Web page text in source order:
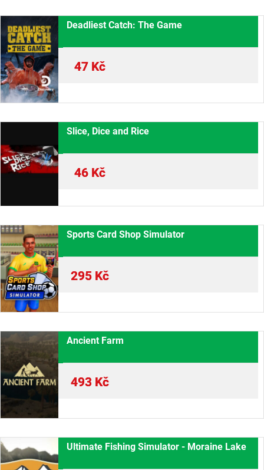
Deadliest Catch: The Game
47 Kč
Slice, Dice and Rice
46 Kč
Sports Card Shop Simulator
295 Kč
Ancient Farm
493 Kč
Ultimate Fishing Simulator - Moraine Lake